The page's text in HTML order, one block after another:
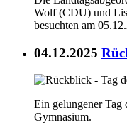
Wolf (CDU) und
besuchten am
04.12.2025
Ein gelungener
Gymnasium.